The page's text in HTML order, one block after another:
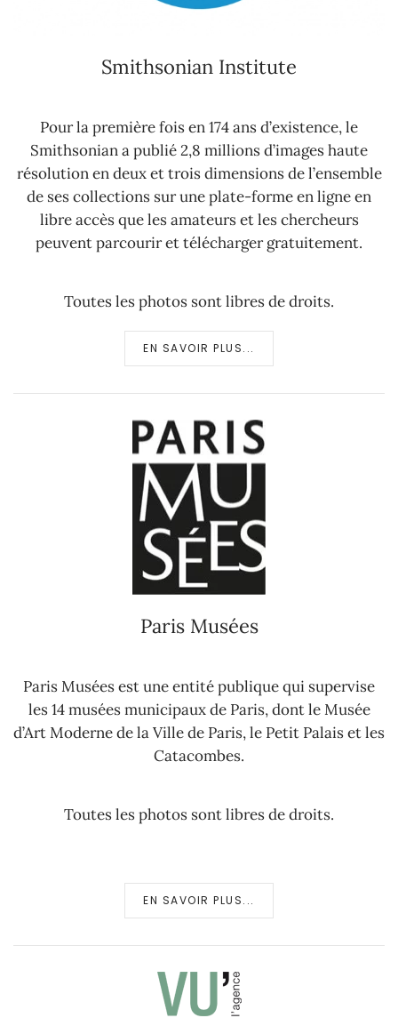
Smithsonian Institute
Pour la première fois en 174 ans d’existence, le
Smithsonian a publié 2,8 millions d’images haute
résolution en deux et trois dimensions de l’ensemble
de ses collections sur une plate-forme en ligne en
libre accès que les amateurs et les chercheurs
peuvent parcourir et télécharger gratuitement.
Toutes les photos sont libres de droits.
EN SAVOIR PLUS...
Paris Musées
Paris Musées est une entité publique qui supervise
les 14 musées municipaux de Paris, dont le Musée
d’Art Moderne de la Ville de Paris, le Petit Palais et les
Catacombes.
Toutes les photos sont libres de droits.
EN SAVOIR PLUS...